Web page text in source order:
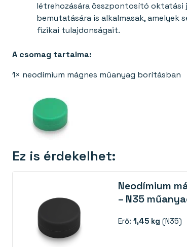
létrehozására összpontosító oktatási
bemutatására is alkalmasak,
fizikai tulajdonságait.
A csomag tartalma:
1× neodímium mágnes műanyag borításban
Ez is érdekelhet:
Neodímium
– N35
Erő: 1,45 kg (N35)